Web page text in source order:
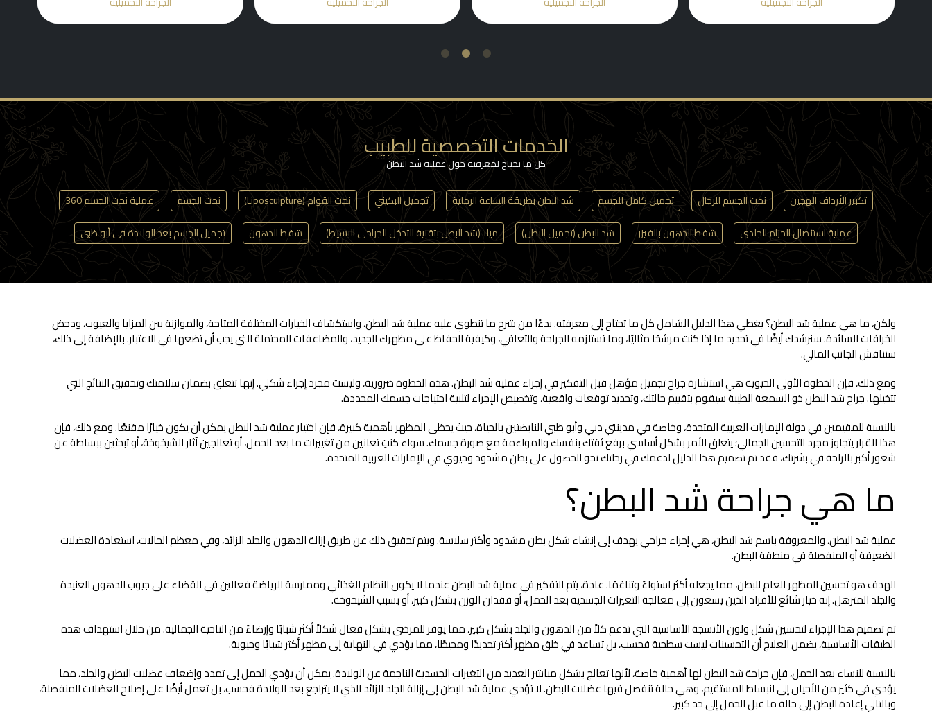
1
2
3
الخدمات التخصصية للطبيب
كل ما تحتاج لمعرفته حول عملية شد البطن
تكبير الأرداف الهجين نحت الجسم للرجال تجميل كامل للجسم شد البطن بطريقة الساعة الرملية تجميل البكيني نحت القوام (Liposculpture) نحت الجسم
عملية نحت الجسم 360
عملية استئصال الحزام الجلدي
شفط الدهون بالفيزر شد البطن (تجميل البطن) ميلا (شد البطن بتقنية التدخل الجراحي البسيط) شفط الدهون تجميل الجسم بعد الولادة في أبو ظبي
ولكن، ما هي عملية شد البطن؟ يغطي هذا الدليل الشامل كل ما تحتاج إلى معرفته. بدءًا من شرح ما تنطوي عليه عملية شد البطن، واستكشاف الخيارات المختلفة المتاحة، والموازنة بين المزايا والعيوب، ودحض
الخرافات السائدة. سنرشدك أيضًا في تحديد ما إذا كنت مرشحًا مثاليًا، وما تستلزمه الجراحة والتعافي، وكيفية الحفاظ على مظهرك الجديد، والمضاعفات المحتملة التي يجب أن تضعها في الاعتبار. بالإضافة إلى ذلك،
سنناقش الجانب المالي.
ومع ذلك، فإن الخطوة الأولى الحيوية هي استشارة جراح تجميل مؤهل قبل التفكير في إجراء عملية شد البطن. هذه الخطوة ضرورية، وليست مجرد إجراء شكلي. إنها تتعلق بضمان سلامتك وتحقيق النتائج التي
تتخيلها. جراح شد البطن ذو السمعة الطيبة سيقوم بتقييم حالتك، وتحديد توقعات واقعية، وتخصيص الإجراء لتلبية احتياجات جسمك المحددة.
بالنسبة للمقيمين في دولة الإمارات العربية المتحدة، وخاصة في مدينتي دبي وأبو ظبي النابضتين بالحياة، حيث يحظى المظهر بأهمية كبيرة، فإن اختيار عملية شد البطن يمكن أن يكون خيارًا مقنعًا. ومع ذلك، فإن
هذا القرار يتجاوز مجرد التحسين الجمالي؛ يتعلق الأمر بشكل أساسي برفع ثقتك بنفسك والمواءمة مع صورة جسمك. سواء كنتِ تعانين من تغييرات ما بعد الحمل، أو تعالجين آثار الشيخوخة، أو تبحثين ببساطة عن
شعور أكبر بالراحة في بشرتك، فقد تم تصميم هذا الدليل لدعمك في رحلتك نحو الحصول على بطن مشدود وحيوي في الإمارات العربية المتحدة.
ما هي جراحة شد البطن؟
عملية شد البطن، والمعروفة باسم شد البطن، هي إجراء جراحي يهدف إلى إنشاء شكل بطن مشدود وأكثر سلاسة. ويتم تحقيق ذلك عن طريق إزالة الدهون والجلد الزائد، وفي معظم الحالات، استعادة العضلات
الضعيفة أو المنفصلة في منطقة البطن.
الهدف هو تحسين المظهر العام للبطن، مما يجعله أكثر استواءً وتناغمًا. عادة، يتم التفكير في عملية شد البطن عندما لا يكون النظام الغذائي وممارسة الرياضة فعالين في القضاء على جيوب الدهون العنيدة
والجلد المترهل. إنه خيار شائع للأفراد الذين يسعون إلى معالجة التغيرات الجسدية بعد الحمل، أو فقدان الوزن بشكل كبير، أو بسبب الشيخوخة.
تم تصميم هذا الإجراء لتحسين شكل ولون الأنسجة الأساسية التي تدعم كلاً من الدهون والجلد بشكل كبير، مما يوفر للمرضى بشكل فعال شكلاً أكثر شبابًا وإرضاءً من الناحية الجمالية. من خلال استهداف هذه
الطبقات الأساسية، يضمن العلاج أن التحسينات ليست سطحية فحسب، بل تساعد في خلق مظهر أكثر تحديدًا ومحيطًا، مما يؤدي في النهاية إلى مظهر أكثر شبابًا وحيوية.
بالنسبة للنساء بعد الحمل، فإن جراحة شد البطن لها أهمية خاصة، لأنها تعالج بشكل مباشر العديد من التغيرات الجسدية الناجمة عن الولادة. يمكن أن يؤدي الحمل إلى تمدد وإضعاف عضلات البطن والجلد، مما
يؤدي في كثير من الأحيان إلى انبساط المستقيم، وهي حالة تنفصل فيها عضلات البطن. لا تؤدي عملية شد البطن إلى إزالة الجلد الزائد الذي لا يتراجع بعد الولادة فحسب، بل تعمل أيضًا على إصلاح العضلات المنفصلة، ​​
وبالتالي إعادة البطن إلى حالة ما قبل الحمل إلى حد كبير.